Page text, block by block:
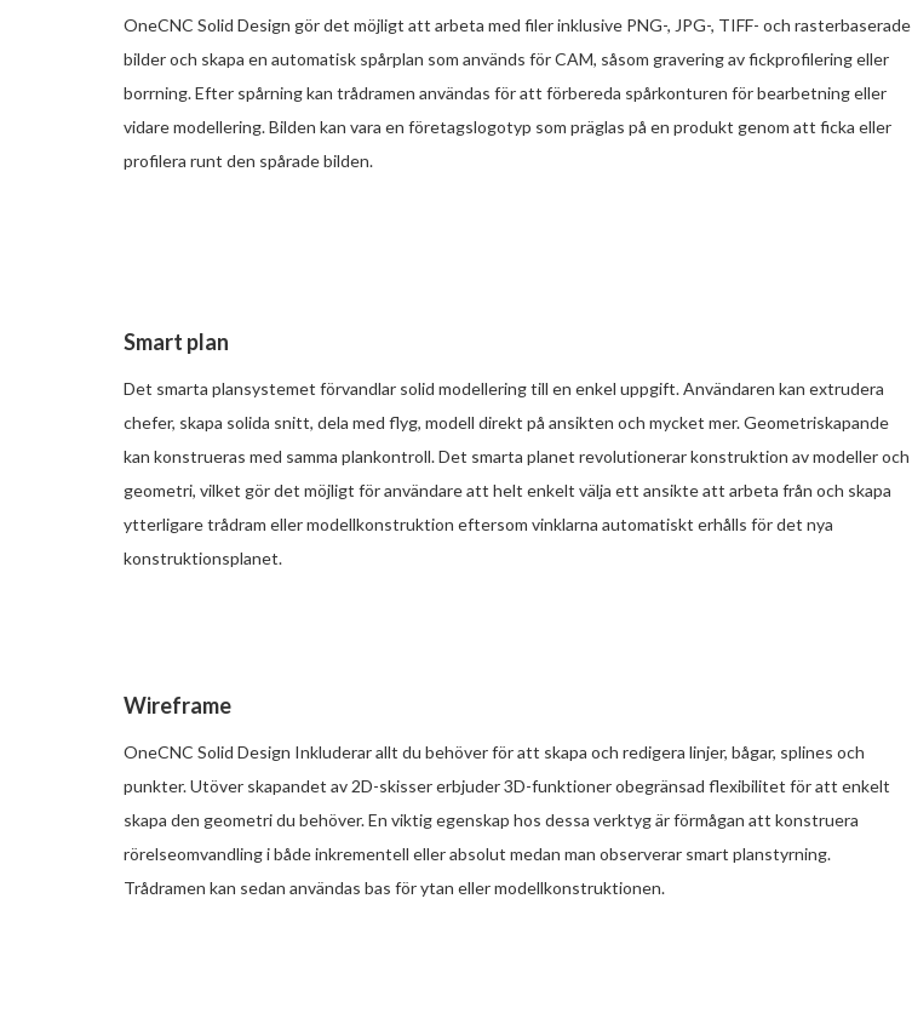
OneCNC Solid Design gör det möjligt att arbeta med filer inklusive PNG-, JPG-, TIFF- och rasterbaserade
bilder och skapa en automatisk spårplan som används för CAM, såsom gravering av fickprofilering eller
borrning. Efter spårning kan trådramen användas för att förbereda spårkonturen för bearbetning eller
vidare modellering. Bilden kan vara en företagslogotyp som präglas på en produkt genom att ficka eller
profilera runt den spårade bilden.
Smart plan
Det smarta plansystemet förvandlar solid modellering till en enkel uppgift. Användaren kan extrudera
chefer, skapa solida snitt, dela med flyg, modell direkt på ansikten och mycket mer. Geometriskapande
kan konstrueras med samma plankontroll. Det smarta planet revolutionerar konstruktion av modeller och
geometri, vilket gör det möjligt för användare att helt enkelt välja ett ansikte att arbeta från och skapa
ytterligare trådram eller modellkonstruktion eftersom vinklarna automatiskt erhålls för det nya
konstruktionsplanet.
Wireframe
OneCNC Solid Design Inkluderar allt du behöver för att skapa och redigera linjer, bågar, splines och
punkter. Utöver skapandet av 2D-skisser erbjuder 3D-funktioner obegränsad flexibilitet för att enkelt
skapa den geometri du behöver. En viktig egenskap hos dessa verktyg är förmågan att konstruera
rörelseomvandling i både inkrementell eller absolut medan man observerar smart planstyrning.
Trådramen kan sedan användas bas för ytan eller modellkonstruktionen.